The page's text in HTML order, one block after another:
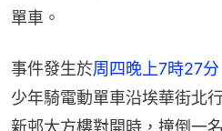
單車。
事件發生於周四晚上7時27分
少年騎電動單車沿埃華街北